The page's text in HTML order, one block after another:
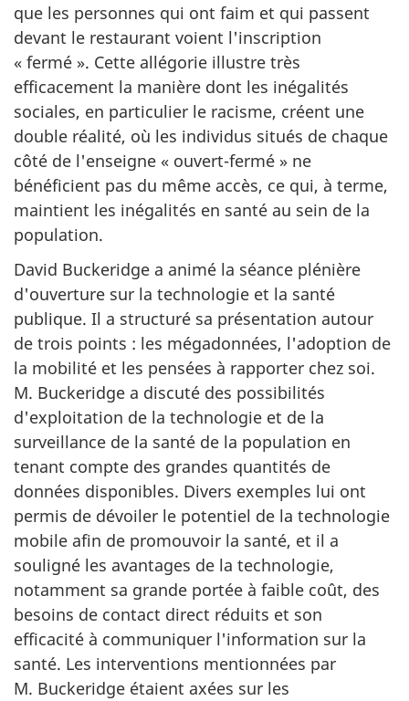
que les personnes qui ont faim et qui passent
devant le restaurant voient l'inscription
« fermé ». Cette allégorie illustre très
efficacement la manière dont les inégalités
sociales, en particulier le racisme, créent une
double réalité, où les individus situés de chaque
côté de l'enseigne « ouvert-fermé » ne
bénéficient pas du même accès, ce qui, à terme,
maintient les inégalités en santé au sein de la
population.
David Buckeridge a animé la séance plénière
d'ouverture sur la technologie et la santé
publique. Il a structuré sa présentation autour
de trois points : les mégadonnées, l'adoption de
la mobilité et les pensées à rapporter chez soi.
M. Buckeridge a discuté des possibilités
d'exploitation de la technologie et de la
surveillance de la santé de la population en
tenant compte des grandes quantités de
données disponibles. Divers exemples lui ont
permis de dévoiler le potentiel de la technologie
mobile afin de promouvoir la santé, et il a
souligné les avantages de la technologie,
notamment sa grande portée à faible coût, des
besoins de contact direct réduits et son
efficacité à communiquer l'information sur la
santé. Les interventions mentionnées par
M. Buckeridge étaient axées sur les